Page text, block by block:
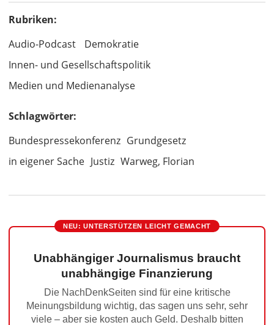
Rubriken:
Audio-Podcast
Demokratie
Innen- und Gesellschaftspolitik
Medien und Medienanalyse
Schlagwörter:
Bundespressekonferenz Grundgesetz
in eigener Sache Justiz Warweg, Florian
NEU: UNTERSTÜTZEN LEICHT GEMACHT
Unabhängiger Journalismus braucht
unabhängige Finanzierung
Die NachDenkSeiten sind für eine kritische
Meinungsbildung wichtig, das sagen uns sehr, sehr
viele – aber sie kosten auch Geld. Deshalb bitten